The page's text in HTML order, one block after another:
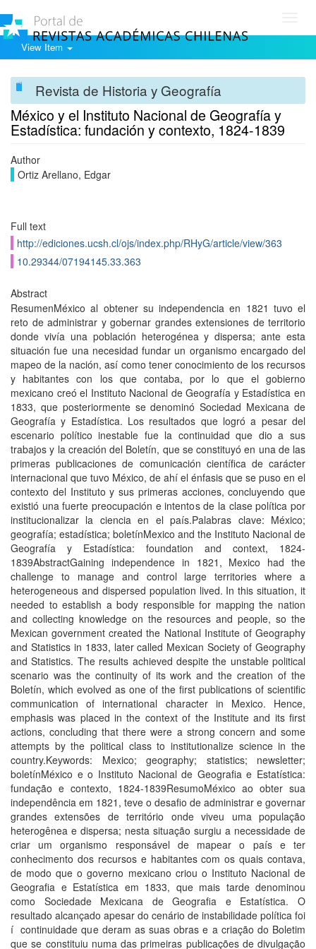
View Item
Revista de Historia y Geografía
México y el Instituto Nacional de Geografí­a y
Estadí­stica: fundación y contexto, 1824-1839
Author
Ortiz Arellano, Edgar
Full text
http://ediciones.ucsh.cl/ojs/index.php/RHyG/article/view/363
10.29344/07194145.33.363
Abstract
ResumenMéxico al obtener su independencia en 1821 tuvo el
reto de administrar y gobernar grandes extensiones de territorio
donde viví­a una población heterogénea y dispersa; ante esta
situación fue una necesidad fundar un organismo encargado del
mapeo de la nación, así­ como tener conocimiento de los recursos
y habitantes con los que contaba, por lo que el gobierno
mexicano creó el Instituto Nacional de Geografí­a y Estadí­stica en
1833, que posteriormente se denominó Sociedad Mexicana de
Geografí­a y Estadí­stica. Los resultados que logró a pesar del
escenario polí­tico inestable fue la continuidad que dio a sus
trabajos y la creación del Boletí­n, que se constituyó en una de las
primeras publicaciones de comunicación cientí­fica de carácter
internacional que tuvo México, de ahí­ el énfasis que se puso en el
contexto del Instituto y sus primeras acciones, concluyendo que
existió una fuerte preocupación e intentos de la clase polí­tica por
institucionalizar la ciencia en el paí­s.Palabras clave: México;
geografí­a; estadí­stica; boletí­nMexico and the Instituto Nacional de
Geografí­a y Estadí­stica: foundation and context, 1824-
1839AbstractGaining independence in 1821, Mexico had the
challenge to manage and control large territories where a
heterogeneous and dispersed population lived. In this situation, it
needed to establish a body responsible for mapping the nation
and collecting knowledge on the resources and people, so the
Mexican government created the National Institute of Geography
and Statistics in 1833, later called Mexican Society of Geography
and Statistics. The results achieved despite the unstable political
scenario was the continuity of its work and the creation of the
Boletí­n, which evolved as one of the first publications of scientific
communication of international character in Mexico. Hence,
emphasis was placed in the context of the Institute and its first
actions, concluding that there were a strong concern and some
attempts by the political class to institutionalize science in the
country.Keywords: Mexico; geography; statistics; newsletter;
boletí­nMéxico e o Instituto Nacional de Geografia e Estatí­stica:
fundação e contexto, 1824-1839ResumoMéxico ao obter sua
independência em 1821, teve o desafio de administrar e governar
grandes extensões de território onde viveu uma população
heterogênea e dispersa; nesta situação surgiu a necessidade de
criar um organismo responsável de mapear o paí­s e ter
conhecimento dos recursos e habitantes com os quais contava,
de modo que o governo mexicano criou o Instituto Nacional de
Geografia e Estatí­stica em 1833, que mais tarde denominou
como Sociedade Mexicana de Geografia e Estatí­stica. O
resultado alcançado apesar do cenário de instabilidade polí­tica foi
í continuidade que deram as suas obras e a criação do Boletim
que se constituiu numa das primeiras publicações de divulgação